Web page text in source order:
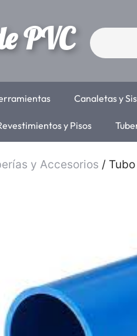
PVC
Canaletas y
y Pisos
y Accesorios /